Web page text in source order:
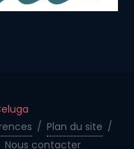
/ Plan du site /
Nous contacter